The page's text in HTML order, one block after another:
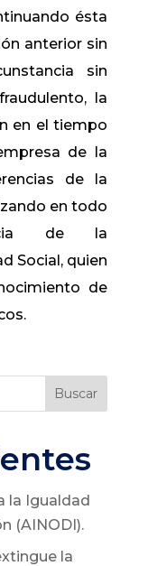
ésta
anterior sin
sin
la
en el tiempo
de la
de la
en todo
de la
Social, quien
de
Buscar
la Igualdad
(AINODI).
la